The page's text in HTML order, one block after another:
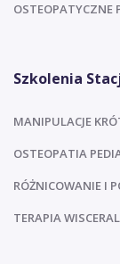
OSTEOPATYCZNE
Szkolenia
MANIPULACJE
OSTEOPATIA
RÓŻNICOWANIE I
TERAPIA